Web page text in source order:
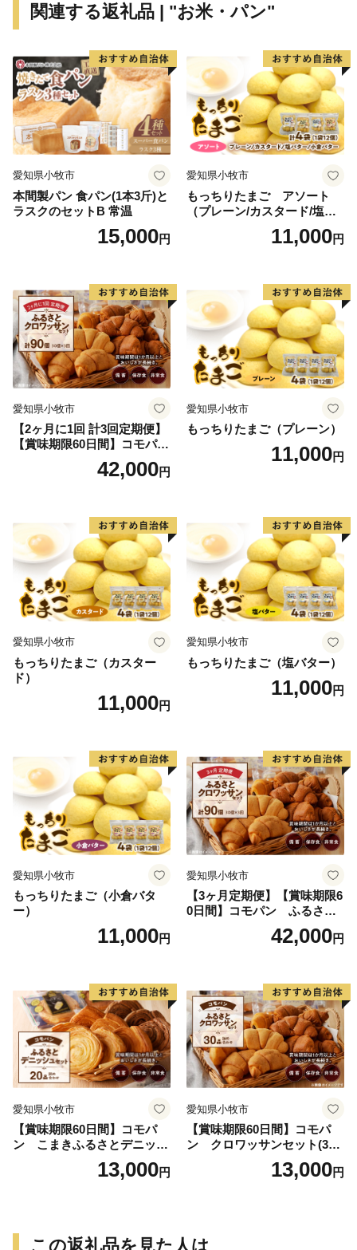
の綱敷天満宮、宇都宮鎮房公の山城跡、旧炭鉱王藏内次
多くの史跡があります。
また、神楽や楽打などの伝統芸能が各所に引き継がれて
います。
町内にある全7団体の神楽講や保存会が、国指定重要無
社での奉納神楽や、各地域のイベントに参加するなど積
極的に神楽の魅力を伝えています。
特産品に「豊前海一粒かき」「椎田あさり」「スイート
の時期になると、物産館やふれあい市場などに地元農家
や漁師による新鮮な食材が並びます。
航空自衛隊築城基地があり、毎年開催される「航空祭」
には全国から多くの方が訪れます。
関連する返礼品 | "お米・パン"
愛知県小牧市
本間製パン 食パン(1本3斤)と
ラスクのセットB 常温
15,000円
愛知県小牧市
もっちりたまご アソート
（プレーン/カスタード/塩バ
ター/小倉バター）11,000円
愛知県小牧市
【2ヶ月に1回 計3回定期便】
【賞味期限60日間】コモパ
ン ふるさとクロワッサンセ
ット（計90個）／災害用備蓄
42,000円
愛知県小牧市
もっちりたまご（プレーン）
11,000円
愛知県小牧市
もっちりたまご（カスター
ド）
11,000円
愛知県小牧市
もっちりたまご（塩バター）
11,000円
愛知県小牧市
もっちりたまご（小倉バタ
ー）
11,000円
愛知県小牧市
【3ヶ月定期便】【賞味期限6
0日間】コモパン ふるさと
クロワッサンセット（計90
個）／災害用備蓄 保存食 非
42,000円
愛知県小牧市
【賞味期限60日間】コモパ
ン こまきふるさとデニッシ
ュセット（20個入り）／災害
用備蓄 保存食 非常食 防災グ
13,000円
愛知県小牧市
【賞味期限60日間】コモパ
ン クロワッサンセット(30
個入り)／災害用備蓄 保存食
非常食 防災グッズにも
13,000円
この返礼品を見た人は